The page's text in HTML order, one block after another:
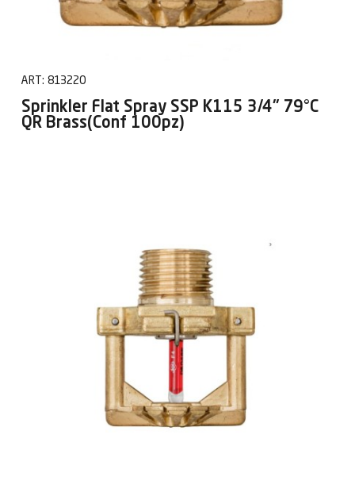
ART: 813220
Sprinkler Flat Spray SSP K115 3/4" 79°C
QR Brass(Conf 100pz)